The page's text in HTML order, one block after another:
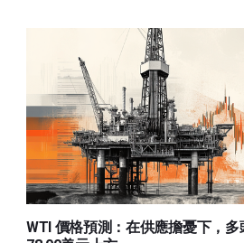
WTI 價格預測：在供應擔憂下，